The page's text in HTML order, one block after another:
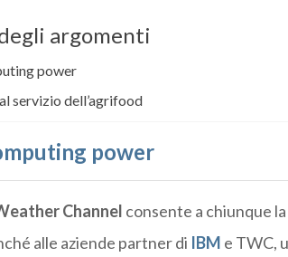
argomenti
power
servizio dell’agrifood
power
Channel consente a chiunque
alle aziende partner di IBM e TWC,